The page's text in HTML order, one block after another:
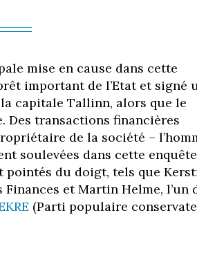
mise en cause dans cette
important de l’Etat et signé
capitale Tallinn, alors que le
Des transactions financières
de la société –
soulevées dans cette
pointés du doigt, tels que
et Martin Helme, l’un
(Parti populaire